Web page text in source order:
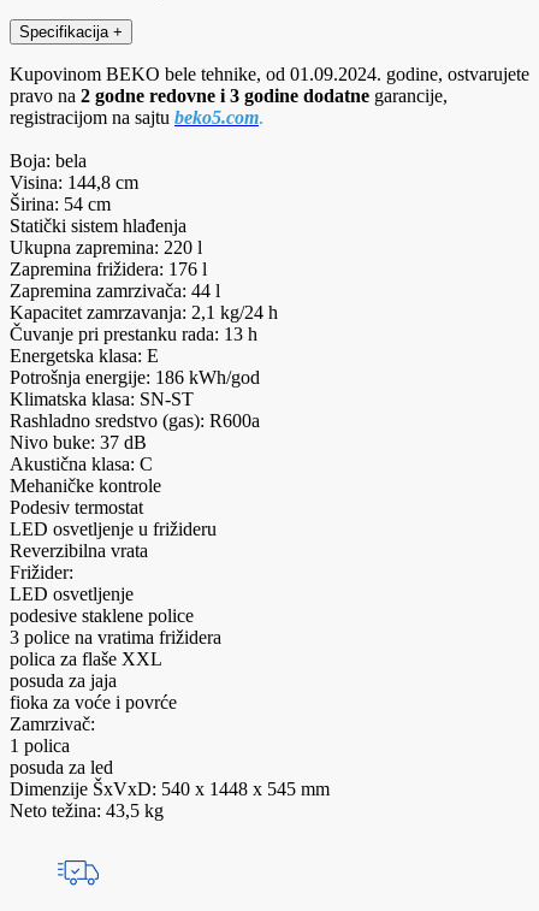
Specifikacija +
Kupovinom BEKO bele tehnike, od 01.09.2024. godine, ostvarujete
pravo na 2 godne redovne i 3 godine dodatne garancije,
registracijom na sajtu beko5.com.
Boja: bela
Visina: 144,8 cm
Širina: 54 cm
Statički sistem hlađenja
Ukupna zapremina: 220 l
Zapremina frižidera: 176 l
Zapremina zamrzivača: 44 l
Kapacitet zamrzavanja: 2,1 kg/24 h
Čuvanje pri prestanku rada: 13 h
Energetska klasa: E
Potrošnja energije: 186 kWh/god
Klimatska klasa: SN-ST
Rashladno sredstvo (gas): R600a
Nivo buke: 37 dB
Akustična klasa: C
Mehaničke kontrole
Podesiv termostat
LED osvetljenje u frižideru
Reverzibilna vrata
Frižider:
LED osvetljenje
podesive staklene police
3 police na vratima frižidera
polica za flaše XXL
posuda za jaja
fioka za voće i povrće
Zamrzivač:
1 polica
posuda za led
Dimenzije ŠxVxD: 540 x 1448 x 545 mm
Neto težina: 43,5 kg